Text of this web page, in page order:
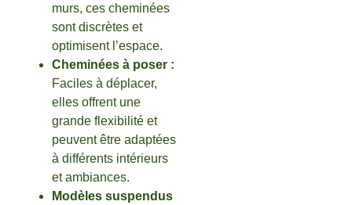
murs, ces cheminées
sont discrètes et
optimisent l’espace.
Cheminées à poser :
Faciles à déplacer,
elles offrent une
grande flexibilité et
peuvent être adaptées
à différents intérieurs
et ambiances.
Modèles suspendus